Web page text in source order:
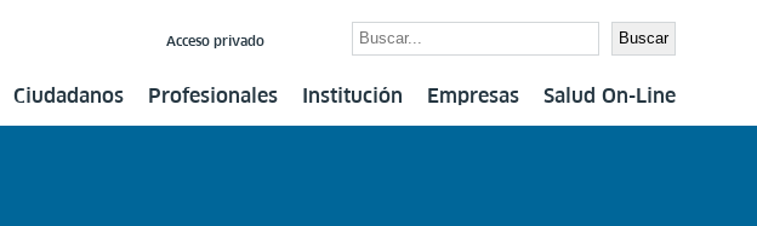
Buscar
Acceso privado
Ciudadanos Profesionales Institución Empresas Salud On-Line